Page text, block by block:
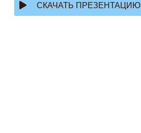
СКАЧАТЬ ПРЕЗЕНТАЦИЮ